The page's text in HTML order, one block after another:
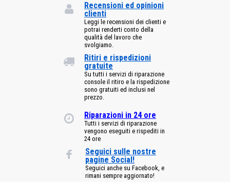
Recensioni ed opinioni
clienti
Leggi le recensioni dei clienti e
potrai renderti conto della
qualità del lavoro che
svolgiamo.
Ritiri e rispedizioni
gratuite
Su tutti i servizi di riparazione
console il ritiro e la rispedizione
sono gratuiti ed inclusi nel
prezzo.
Riparazioni in 24 ore
Tutti i servizi di riparazione
vengono eseguiti e rispediti in
24 ore
Seguici sulle nostre
pagine Social!
Seguici anche su Facebook, e
rimani sempre aggiornato!